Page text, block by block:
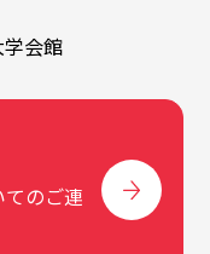
会館
のご連